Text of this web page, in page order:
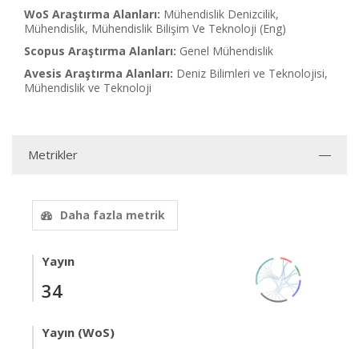
WoS Araştırma Alanları: Mühendislik Denizcilik,
Mühendislik, Mühendislik Bilişim Ve Teknoloji (Eng)
Scopus Araştırma Alanları: Genel Mühendislik
Avesis Araştırma Alanları: Deniz Bilimleri ve Teknolojisi,
Mühendislik ve Teknoloji
Metrikler
Daha fazla metrik
Yayın
34
Yayın (WoS)